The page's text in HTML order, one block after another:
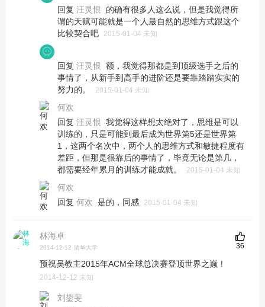
回复 汪灵恨
的确有很多人这么说，但是我觉得所
谓的天赋可能就是一个人最自然的思维方式跟这个
比较契合吧
2015-01-04 未知
回复 汪灵恨 额，我觉得那都是到顶级选手之后的
事情了，从新手到高手的进阶还是要靠踏踏实实的
努力的。
2015-01-04 未知
何欢
回复 汪灵恨 我觉得这样想太绝对了，思维是可以
训练的，只是可能到最后成为世界第5还是世界第
1，这两个名次中，两个人的思维方式和敏捷程度有
差距，但那是很靠后的事情了，毕竟无论是第几，
都需要经年累月的训练才能成就。
2015-01-04 未知
何欢
回复 何欢 是的，同感 2015-01-04 未知
林海卓
2014-12-12 清华大学
2014-12-12 未知
36
刘鋆斐